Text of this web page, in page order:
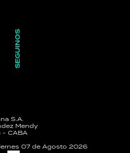
SEGUINOS
S.A.
Mendy
- CABA
07 de Agosto 2026